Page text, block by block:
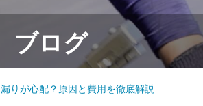
ブログ
りが心配？原因と費用を徹底解説